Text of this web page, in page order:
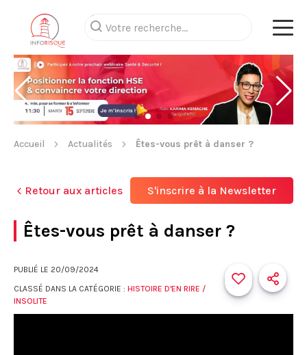
Accueil Actualités Êtes-vous prêt à danser ?
Retour aux articles S'inscrire à la Newsletter
Êtes-vous prêt à danser ?
PUBLIÉ LE 20/09/2024
CLASSÉ DANS LA CATÉGORIE : HISTOIRE D'EN RIRE /
INSOLITE